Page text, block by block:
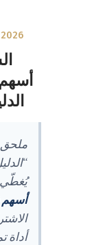
2026
ملحق
أسهم
أداة